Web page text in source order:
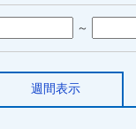
～
週間表示